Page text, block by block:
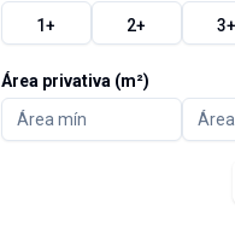
1+ 2+ 3+
Área privativa (m²)